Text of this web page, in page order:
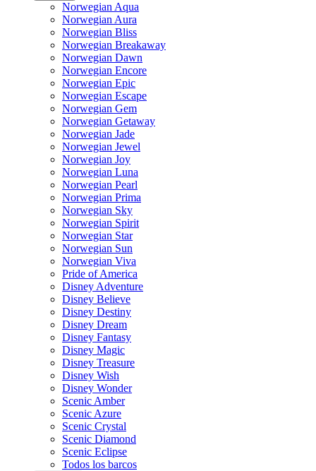
Norwegian Aqua
Norwegian Aura
Norwegian Bliss
Norwegian Breakaway
Norwegian Dawn
Norwegian Encore
Norwegian Epic
Norwegian Escape
Norwegian Gem
Norwegian Getaway
Norwegian Jade
Norwegian Jewel
Norwegian Joy
Norwegian Luna
Norwegian Pearl
Norwegian Prima
Norwegian Sky
Norwegian Spirit
Norwegian Star
Norwegian Sun
Norwegian Viva
Pride of America
Disney Adventure
Disney Believe
Disney Destiny
Disney Dream
Disney Fantasy
Disney Magic
Disney Treasure
Disney Wish
Disney Wonder
Scenic Amber
Scenic Azure
Scenic Crystal
Scenic Diamond
Scenic Eclipse
Todos los barcos